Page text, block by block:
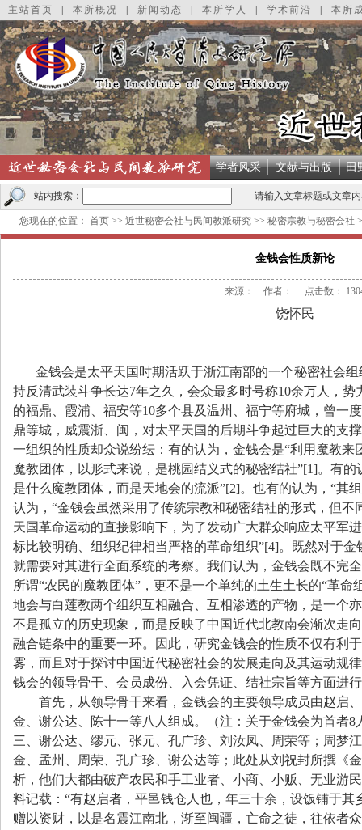
主站首页 本所概况 新闻动态 本所学人 学术前沿 本所
学者风采 文献与出版 田
站内搜索： 请输入文章标题或文章
您现在的位置： 首页 >> 近世秘密会社与民间教派研究 >> 秘密宗教与秘密会社
金钱会性质新论
来源： 作者： 点击数：
饶怀民
金钱会是太平天国时期活跃于浙江南部的一个秘密社会组
持反清武装斗争长达7年之久，会众最多时号称10余万人，势
的福鼎、霞浦、福安等10多个县及温州、福宁等府城，曾一
鼎等城，威震浙、闽，对太平天国的后期斗争起过巨大的支
一组织的性质却众说纷纭：有的认为，金钱会是“利用魔教来
魔教团体，以形式来说，是桃园结义式的秘密结社”[1]。有的
是什么魔教团体，而是天地会的流派”[2]。也有的认为， “其
认为， “金钱会虽然采用了传统宗教和秘密结社的形式，但
天国革命运动的直接影响下，为了发动广大群众响应太平军
标比较明确、组织纪律相当严格的革命组织”[4]。既然对于金
就需要对其进行全面系统的考察。我们认为，金钱会既不完
所谓“农民的魔教团体” ，更不是一个单纯的土生土长的“革命
地会与白莲教两个组织互相融合、互相渗透的产物，是一个
不是孤立的历史现象，而是反映了中国近代北教南会渐次走
融合链条中的重要一环。因此，研究金钱会的性质不仅有利
雾，而且对于探讨中国近代秘密社会的发展走向及其运动规
钱会的领导骨干、会员成份、入会凭证、结社宗旨等方面
首先，从领导骨干来看，金钱会的主要领导成员由赵启、
金、谢公达、陈十一等八人组成。（注：关于金钱会为首者8
三、谢公达、缪元、张元、孔广珍、刘汝凤、周荣等；周梦
金、孟州、周荣、孔广珍、谢公达等；此处从刘祝封所撰《
析，他们大都由破产农民和手工业者、小商、小贩、无业游
料记载： “有赵启者，平邑钱仓人也，年三十余，设饭铺于
赠以资财，以是名震江南北，渐至闽疆，亡命之徒，往依者